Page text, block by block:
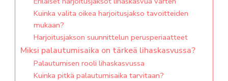
Kuinka valita oikea harjoitusjakso tavoitteiden
mukaan?
Harjoitusjakson suunnittelun perusperiaatteet
Miksi palautumisaika on tärkeä lihaskasvussa?
Palautumisen rooli lihaskasvussa
Kuinka pitkä palautumisaika tarvitaan?